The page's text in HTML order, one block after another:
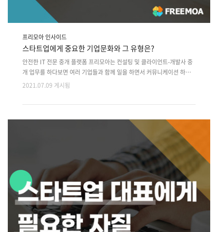
프리모아 인사이드
스타트업에게 중요한 기업문화와 그 유형은?
안전한 IT 전문 중개 플랫폼 프리모아는 컨설팅 및 클라이언트-개발사 중
개 업무를 하다보면 여러 기업들과 함께 일을 하면서 커뮤니케이션 하는
경우가 많습니다. 그러나 프로젝트 진행 과정 중에 예상하지 못한 문제에
라질 수 있습니다. 이것은 개개인의 능력마다 다를 순 있지만 업무를 하는
방할 만큼 기업의 문화는 사소한 영역에서 많은 영향을 미칩니다. 여기서!
기업문화는 정확히 무엇이고 이게 얼만큼 중요한 것인지에 대해 알려드리
겠습니다. Q. 기업문화의 정확한 정의는? A. 조직 구성원의 행동을 형성하
고, 의사결정 등 조직 내에서 사람들간의 관계에 영향을 주는 조직..
2021.07.09 게시됨